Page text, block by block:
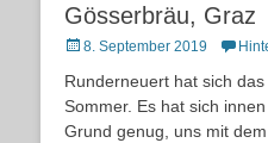
Gösserbräu, Graz
Posted
8. September 2019
Runderneuert hat sich
Sommer. Es hat sich
Grund genug, uns mit